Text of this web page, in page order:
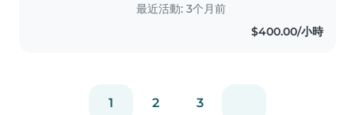
最近活動: 3个月前
$400.00/小時
1 2 3